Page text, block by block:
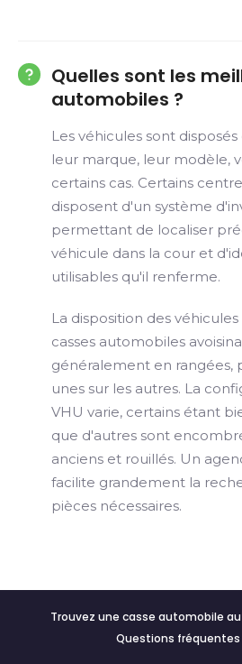
Quelles sont les
automobiles ?
Les véhicules sont
leur marque, leur modèle,
certains cas. Certains
disposent d'un système
permettant de localiser
véhicule dans la cour et
utilisables qu'il renferme.
La disposition des
casses automobiles
généralement en rangées,
unes sur les autres. La
VHU varie, certains étant
que d'autres sont
anciens et rouillés. Un
facilite grandement la
pièces nécessaires.
Trouvez une casse automobile
Questions fréquentes